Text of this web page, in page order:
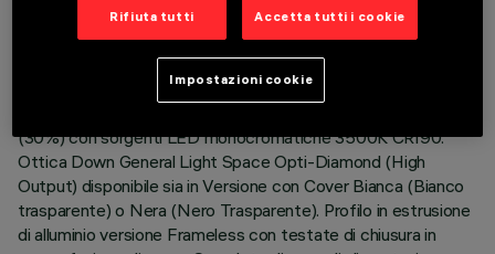
ULTIMO AGGIORNAMENTO: 06/08/2026
(30%) con sorgenti LED monocromatiche 3500K CRI90.
Ottica Down General Light Space Opti-Diamond (High
Output) disponibile sia in Versione con Cover Bianca (Bianco
trasparente) o Nera (Nero Trasparente). Profilo in estrusione
di alluminio versione Frameless con testate di chiusura in
Rifiuta tutti Accetta tutti i cookie
Impostazioni cookie